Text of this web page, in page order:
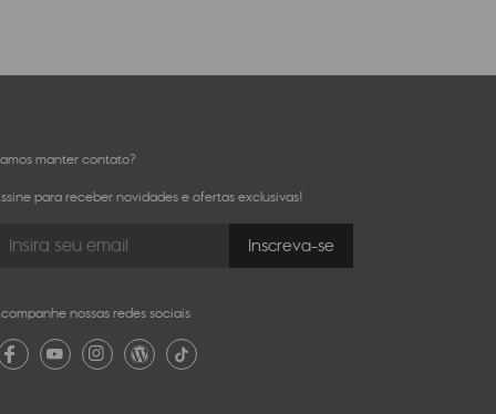
manter contato?
para receber novidades e ofertas exclusivas!
nossas redes sociais